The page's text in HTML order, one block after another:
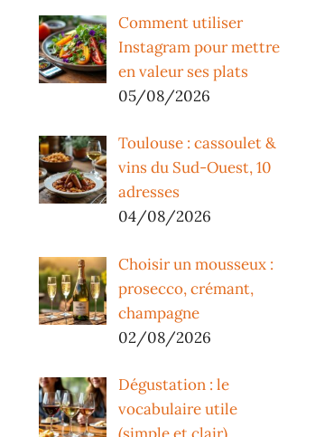
Comment utiliser
Instagram pour mettre
en valeur ses plats
05/08/2026
Toulouse : cassoulet &
vins du Sud-Ouest, 10
adresses
04/08/2026
Choisir un mousseux :
prosecco, crémant,
champagne
02/08/2026
Dégustation : le
vocabulaire utile